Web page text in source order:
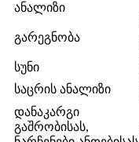
ანალიზი
გარეგნობა
სუნი
საცრის ანალიზი
დანაკარგი
გაშრობისას,